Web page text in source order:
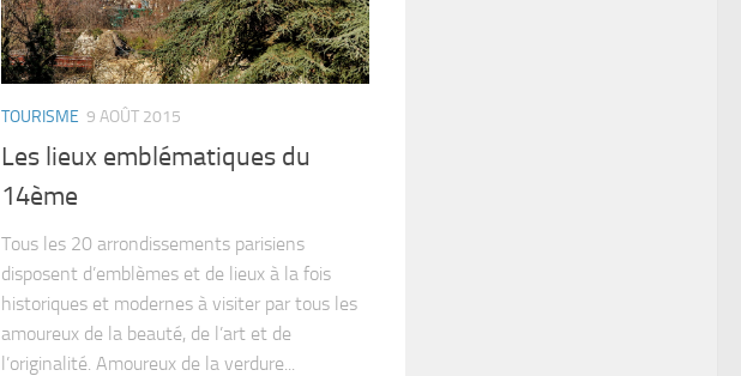
TOURISME 9 AOÛT 2015
Les lieux emblématiques du
14ème
Tous les 20 arrondissements parisiens
disposent d’emblèmes et de lieux à la fois
historiques et modernes à visiter par tous les
amoureux de la beauté, de l’art et de
l’originalité. Amoureux de la verdure...